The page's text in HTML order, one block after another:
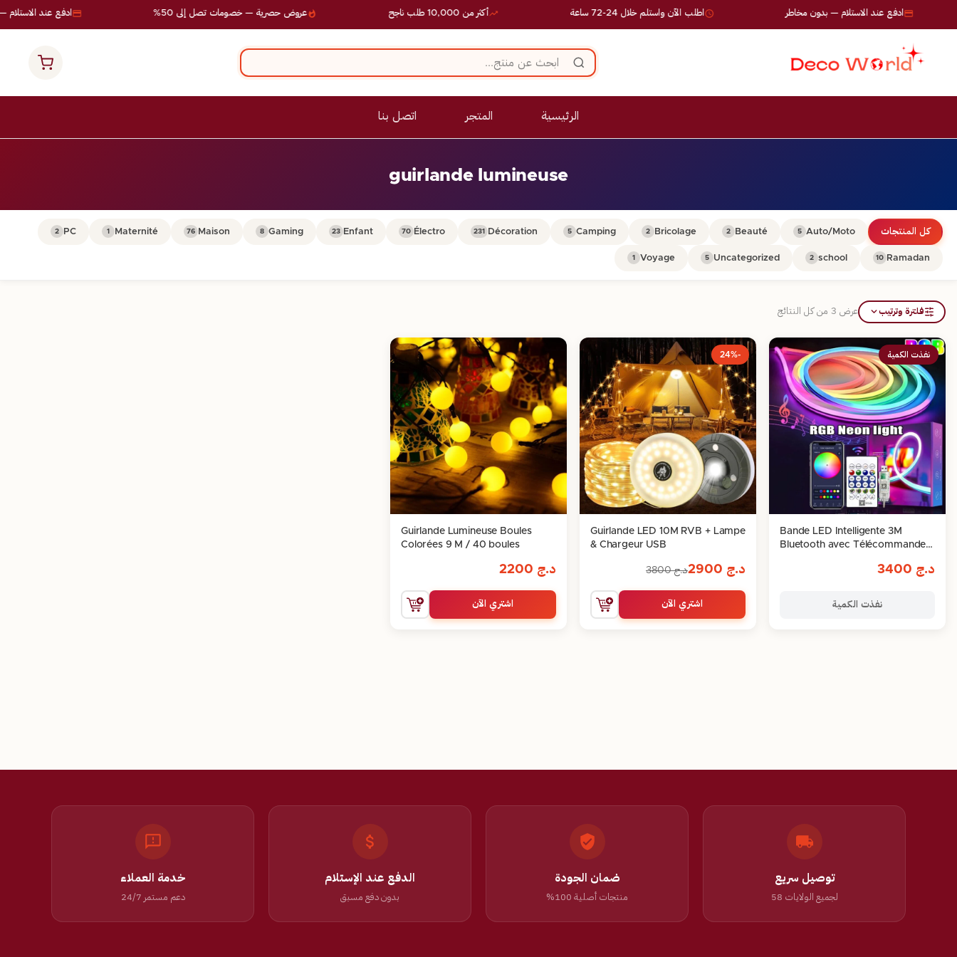
ادفع عند الاستلام — عروض حصرية — خصومات تصل إلى 50% أكثر من 10,000 طلب ناجح اطلب الآن واستلم خلال 24-72 ساعة ادفع عند الاستلام — بدون مخاطر
الرئيسية المتجر اتصل بنا
guirlande lumineuse
كل المنتجات Auto/Moto
5
Beauté
2
Bricolage
2
Camping
5
Décoration
231
Électro
70
Enfant
23
Gaming
8
Maison
76
Maternité
1
PC
2
Ramadan
10
school
2
Uncategorized
5
Voyage
1
فلترة وترتيب عرض ⁦3⁩ من كل النتائج
نفذت الكمية
Bande LED Intelligente 3M
Bluetooth avec Télécommande &
د.ج
نفذت الكمية
-24%
Guirlande LED 10M RVB + Lampe
& Chargeur USB
د.ج د.ج3800
اشتري الآن
Guirlande Lumineuse Boules
Colorées 9 M / 40 boules
د.ج
اشتري الآن
توصيل سريع
لجميع الولايات 58
ضمان الجودة
منتجات أصلية 100%
الدفع عند الإستلام
بدون دفع مسبق
خدمة العملاء
دعم مستمر 24/7